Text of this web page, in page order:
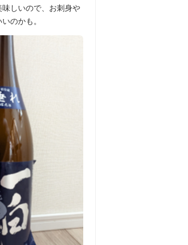
しいので、お刺身や
のかも。